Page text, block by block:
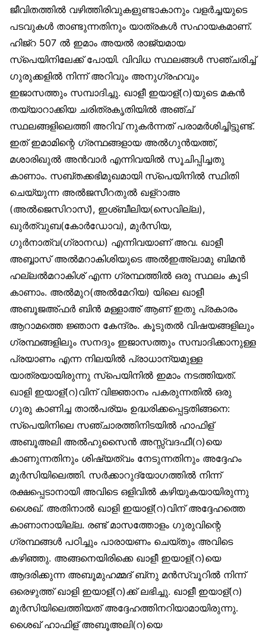
ജീവിതത്തിൽ വഴിത്തിരിവുകളുണ്ടാകാനും വളർച്ചയുടെ
പടവുകൾ താണ്ടുന്നതിനും യാത്രകൾ സഹായകമാണ്.
ഹിജ്‌റ 507 ൽ ഇമാം അയൽ രാജ്യമായ
സ്‌പെയിനിലേക്ക് പോയി. വിവിധ സ്ഥലങ്ങൾ സഞ്ചരിച്ച്
ഗുരുക്കളിൽ നിന്ന് അറിവും അനുഗ്രഹവും
ഇജാസത്തും സമ്പാദിച്ചു. ഖാളീ ഇയാള്(റ)യുടെ മകൻ
തയ്യാറാക്കിയ ചരിത്രകൃതിയിൽ അഞ്ച്
സ്ഥലങ്ങളിലെത്തി അറിവ് നുകർന്നത് പരാമർശിച്ചിട്ടുണ്ട്.
ഇത് ഇമാമിന്റെ ഗ്രന്ഥങ്ങളായ അൽഗുൻയത്ത്,
മശാരിഖുൽ അൻവാർ എന്നിവയിൽ സൂചിപ്പിച്ചതു
കാണാം. സബ്തക്കഭിമുഖമായി സ്‌പെയിനിൽ സ്ഥിതി
ചെയ്യുന്ന അൽജസീറതുൽ ഖള്‌റാഅ
(അൽജെസിറാസ്), ഇശ്ബീലിയ(സെവില്ല),
ഖുർത്വുബ(കോർഡോവ), മുർസിയ,
ഗുർനാത്വ(ഗ്രാനഡ) എന്നിവയാണ് അവ. ഖാളീ
അബ്ബാസ് അൽമറാകിശിയുടെ അൽഇഅ്‌ലാമു ബിമൻ
ഹല്ലൽമറാകിശ് എന്ന ഗ്രന്ഥത്തിൽ ഒരു സ്ഥലം കൂടി
കാണാം. അൽമുറ(അൽമേറിയ) യിലെ ഖാളീ
അബൂജഅ്ഫർ ബിൻ മള്ളാഅ് ആണ് ഇതു പ്രകാരം
ആറാമത്തെ ജ്ഞാന കേന്ദ്രം. കൂടുതൽ വിഷയങ്ങളിലും
ഗ്രന്ഥങ്ങളിലും സനദും ഇജാസത്തും സമ്പാദിക്കാനുള്ള
പ്രയാണം എന്ന നിലയിൽ പ്രാധാന്യമുള്ള
യാത്രയായിരുന്നു സ്‌പെയിനിൽ ഇമാം നടത്തിയത്.
ഖാളി ഇയാള്(റ)വിന് വിജ്ഞാനം പകരുന്നതിൽ ഒരു
ഗുരു കാണിച്ച താൽപര്യം ഉദ്ധരിക്കപ്പെട്ടതിങ്ങനെ:
സ്‌പെയിനിലെ സഞ്ചാരത്തിനിടയിൽ ഹാഫിള്
അബൂഅലി അൽഹുസൈൻ അസ്സ്വദഫീ(റ)യെ
കാണുന്നതിനും ശിഷ്യത്വം നേടുന്നതിനും അദ്ദേഹം
മുർസിയിലെത്തി. സർക്കാറുദ്യോഗത്തിൽ നിന്ന്
രക്ഷപ്പെടാനായി അവിടെ ഒളിവിൽ കഴിയുകയായിരുന്നു
ശൈഖ്. അതിനാൽ ഖാളി ഇയാള്(റ)വിന് അദ്ദേഹത്തെ
കാണാനായില്ല. രണ്ട് മാസത്തോളം ഗുരുവിന്റെ
ഗ്രന്ഥങ്ങൾ പഠിച്ചും പാരായണം ചെയ്തും അവിടെ
കഴിഞ്ഞു. അങ്ങനെയിരിക്കെ ഖാളീ ഇയാള്(റ)യെ
ആദരിക്കുന്ന അബൂമുഹമ്മദ് ബ്‌നു മൻസ്വൂറിൽ നിന്ന്
ഒരെഴുത്ത് ഖാളി ഇയാള്(റ)ക്ക് ലഭിച്ചു. ഖാളീ ഇയാള്(റ)
മുർസിയിലെത്തിയത് അദ്ദേഹത്തിനറിയാമായിരുന്നു.
ശൈഖ് ഹാഫിള് അബൂഅലി(റ)യെ